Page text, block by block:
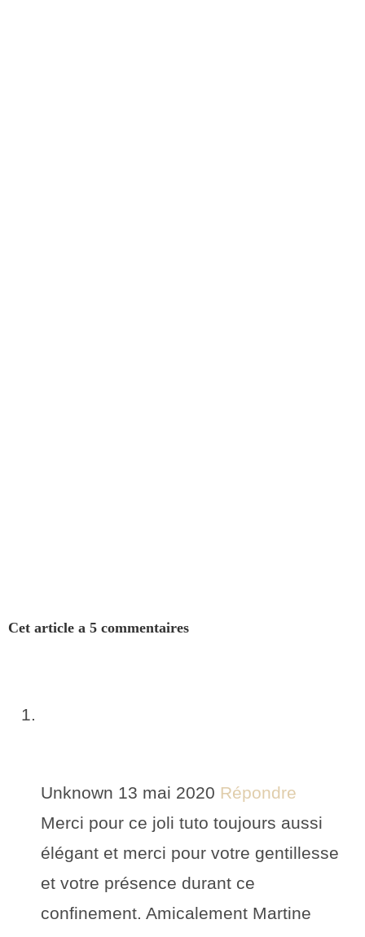
Cet article a 5 commentaires
Unknown 13 mai 2020 Répondre
Merci pour ce joli tuto toujours aussi
élégant et merci pour votre gentillesse
et votre présence durant ce
confinement. Amicalement Martine